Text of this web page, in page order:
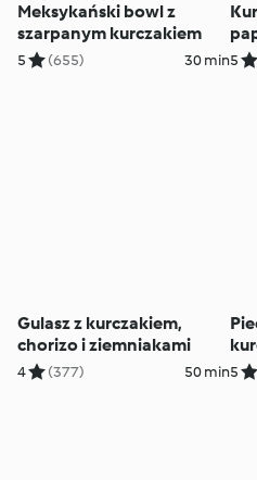
Meksykański bowl z
szarpanym kurczakiem
5 (655) 30 min5
Gulasz z kurczakiem,
chorizo i ziemniakami
4 (377) 50 min5